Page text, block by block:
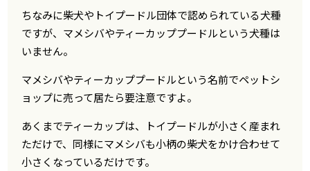
ちなみに柴犬やトイプードル団体で認められている犬種
ですが、マメシバやティーカッププードルという犬種は
いません。
マメシバやティーカッププードルという名前でペットシ
ョップに売って居たら要注意ですよ。
あくまでティーカップは、トイプードルが小さく産まれ
ただけで、同様にマメシバも小柄の柴犬をかけ合わせて
小さくなっているだけです。